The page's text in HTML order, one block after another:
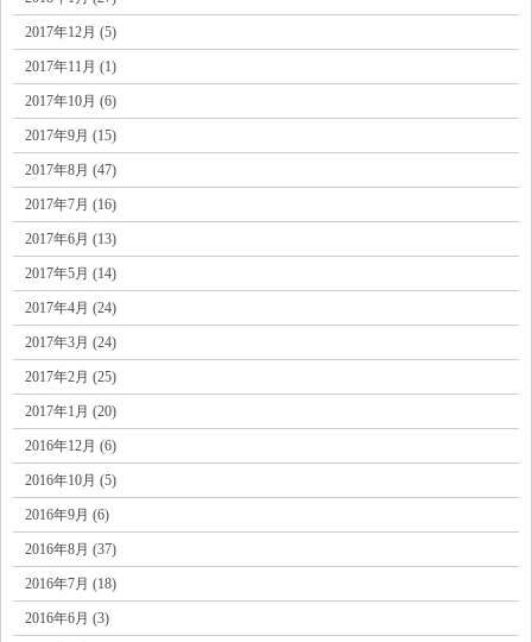
2017年12月 (5)
2017年11月 (1)
2017年10月 (6)
2017年9月 (15)
2017年8月 (47)
2017年7月 (16)
2017年6月 (13)
2017年5月 (14)
2017年4月 (24)
2017年3月 (24)
2017年2月 (25)
2017年1月 (20)
2016年12月 (6)
2016年10月 (5)
2016年9月 (6)
2016年8月 (37)
2016年7月 (18)
2016年6月 (3)